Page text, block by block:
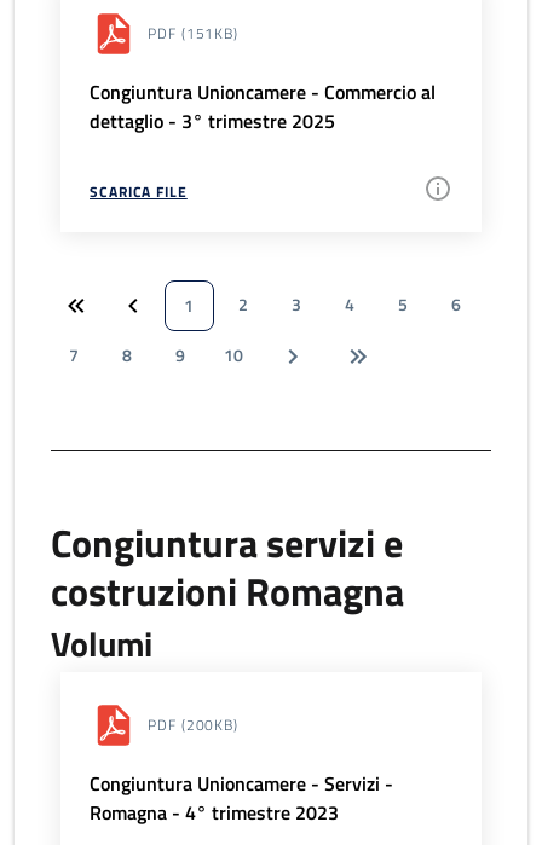
PDF (151KB)
Congiuntura Unioncamere - Commercio al
dettaglio - 3° trimestre 2025
SCARICA FILE
1 2 3 4 5
6
7
8 9 10
Congiuntura servizi e
costruzioni Romagna
Volumi
PDF (200KB)
Congiuntura Unioncamere - Servizi -
Romagna - 4° trimestre 2023